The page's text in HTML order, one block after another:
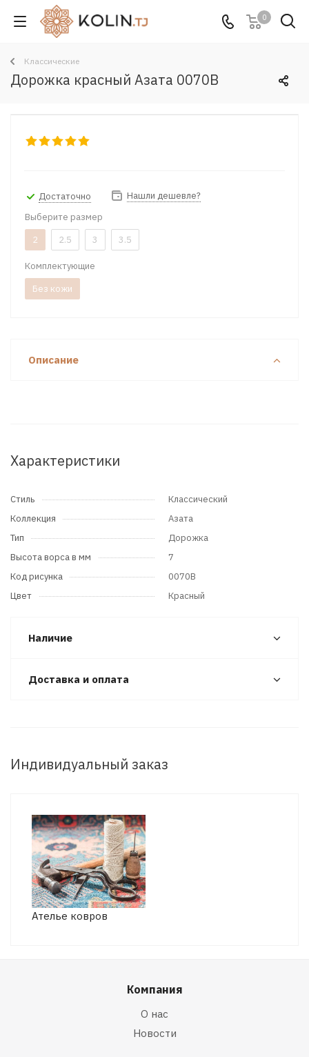
0
Классические
Дорожка красный Азата 0070B
Достаточно
Нашли дешевле?
Выберите размер
2
2.5 3 3.5
Комплектующие
Без кожи
Описание
Характеристики
Стиль
Классический
Коллекция
Азата
Тип
Дорожка
Высота ворса в мм
7
Код рисунка
0070B
Цвет
Красный
Наличие
Доставка и оплата
Индивидуальный заказ
Ателье ковров
Компания
О нас
Новости